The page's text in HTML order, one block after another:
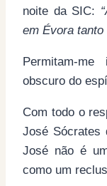
noite da SIC:
em Évora tanto
Permitam-
obscuro do
Com todo o
José Sócrates
José não é
como um